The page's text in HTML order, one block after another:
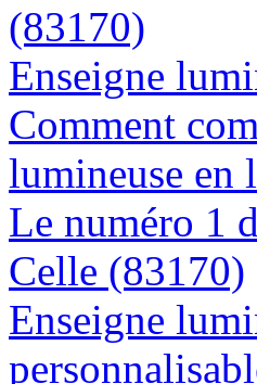
(83170)
Enseigne
Comment
lumineuse en
Le numéro 1
Celle (83170)
Enseigne